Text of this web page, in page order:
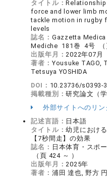
タイトル：
force and lower limb
tackle motion in rugby
levels
誌名： Gazzetta
Mediche 181巻 4号 （
出版年月：2022年07月
著者： Yousuke TAGO,
Tetsuya YOSHIDA
DOI： 10.23736/s0393-
掲載種別：研究論文（学
外部サイトへのリン
記述言語： 日本語
タイトル：幼児におけ
【7秒間走】の効果
誌名： 日本体育・スポ
（頁 424 ～ ）
出版年月：2025年
著者： 浦田 達也, 野方